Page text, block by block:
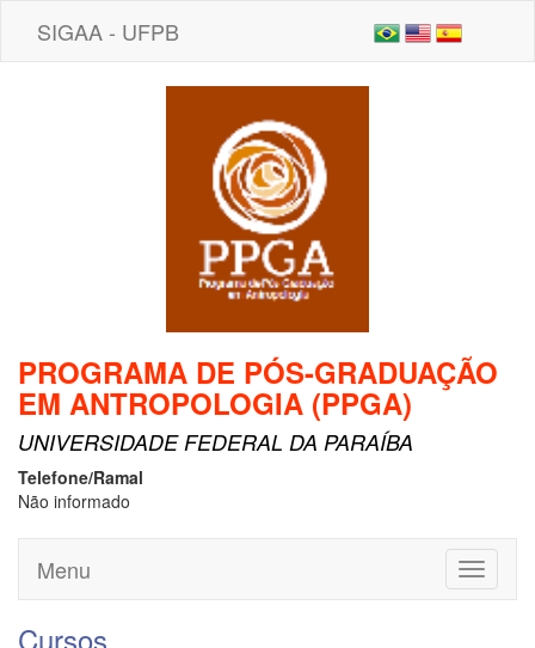
SIGAA - UFPB
PROGRAMA DE PÓS-GRADUAÇÃO
EM ANTROPOLOGIA (PPGA)
UNIVERSIDADE FEDERAL DA PARAÍBA
Telefone/Ramal
Não informado
Toggle
Menu
Cursos